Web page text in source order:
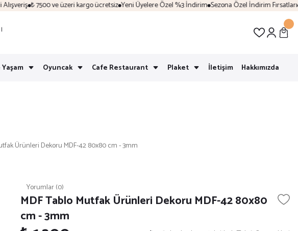
₺ 7500 ve üzeri kargo ücretsiz Yeni Üyelere Özel %3 İndirim Sezona Özel İndirim Fırsatları
Yaşam Oyuncak Cafe Restaurant Plaket İletişim Hakkımızda
Ürünleri Dekoru MDF-42 80x80 cm - 3mm
Yorumlar (0)
MDF Tablo Mutfak Ürünleri Dekoru MDF-42 80x80
cm - 3mm